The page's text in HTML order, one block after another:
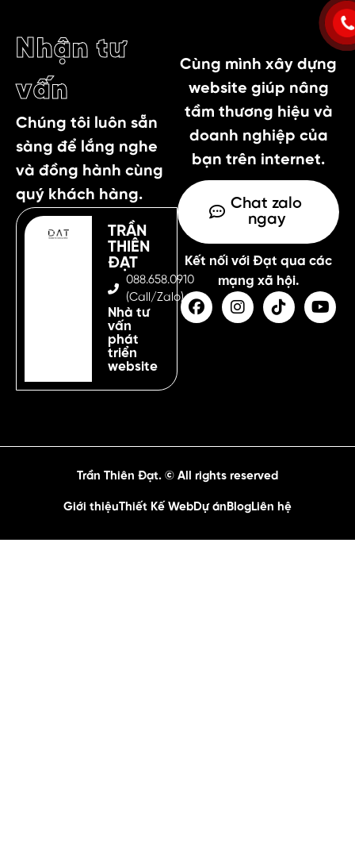
Nhận tư
vấn
Chúng tôi luôn sẵn
sàng để lắng nghe
và đồng hành cùng
quý khách hàng.
TRẦN
THIÊN
ĐẠT
088.658.0910
(Call/Zalo)
Nhà tư
vấn
phát
triển
website
Cùng mình xây dựng
website giúp nâng
tầm thương hiệu và
doanh nghiệp của
bạn trên internet.
Chat zalo
ngay
Kết nối với Đạt qua các
mạng xã hội.
Trần Thiên Đạt. © All rights reserved
Giới thiệuThiết Kế WebDự án BlogLiên hệ